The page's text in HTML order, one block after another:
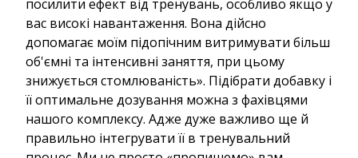
посилити ефект від тренувань, особливо якщо у
вас високі навантаження. Вона дійсно
допомагає моїм підопічним витримувати більш
об'ємні та інтенсивні заняття, при цьому
знижується стомлюваність». Підібрати добавку і
її оптимальне дозування можна з фахівцями
нашого комплексу. Адже дуже важливо ще й
правильно інтегрувати її в тренувальний